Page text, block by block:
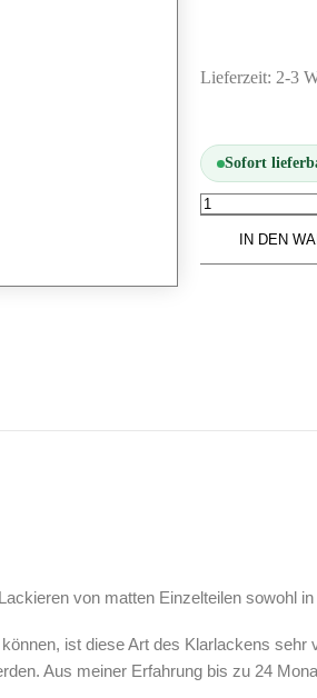
Lieferzeit: 2-3
Sofort
IN DEN
von matten Einzelteilen sowohl
ist diese Art des Klarlackens
Aus meiner Erfahrung bis zu 24